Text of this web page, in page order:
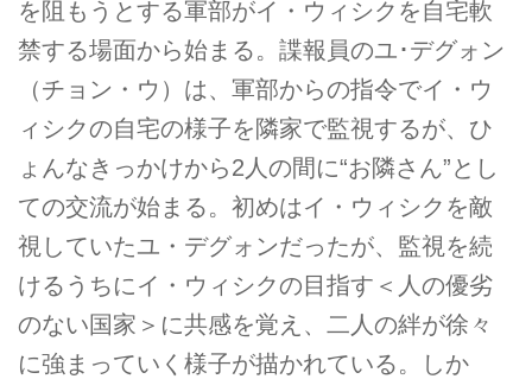
を阻もうとする軍部がイ・ウィシクを自宅軟
禁する場面から始まる。諜報員のユ･デグォン
（チョン・ウ）は、軍部からの指令でイ・ウ
ィシクの自宅の様子を隣家で監視するが、ひ
ょんなきっかけから2人の間に“お隣さん”とし
ての交流が始まる。初めはイ・ウィシクを敵
視していたユ・デグォンだったが、監視を続
けるうちにイ・ウィシクの目指す＜人の優劣
のない国家＞に共感を覚え、二人の絆が徐々
に強まっていく様子が描かれている。しか